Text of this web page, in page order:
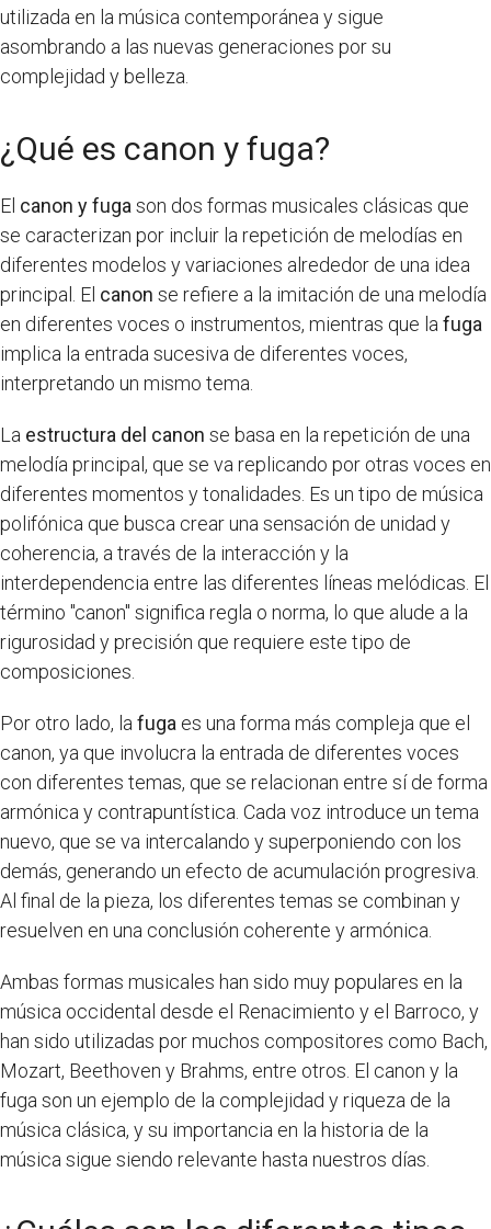
utilizada en la música contemporánea y sigue
asombrando a las nuevas generaciones por su
complejidad y belleza.
¿Qué es canon y fuga?
El canon y fuga son dos formas musicales clásicas que
se caracterizan por incluir la repetición de melodías en
diferentes modelos y variaciones alrededor de una idea
principal. El canon se refiere a la imitación de una melodía
en diferentes voces o instrumentos, mientras que la fuga
implica la entrada sucesiva de diferentes voces,
interpretando un mismo tema.
La estructura del canon se basa en la repetición de una
melodía principal, que se va replicando por otras voces en
diferentes momentos y tonalidades. Es un tipo de música
polifónica que busca crear una sensación de unidad y
coherencia, a través de la interacción y la
interdependencia entre las diferentes líneas melódicas. El
término "canon" significa regla o norma, lo que alude a la
rigurosidad y precisión que requiere este tipo de
composiciones.
Por otro lado, la fuga es una forma más compleja que el
canon, ya que involucra la entrada de diferentes voces
con diferentes temas, que se relacionan entre sí de forma
armónica y contrapuntística. Cada voz introduce un tema
nuevo, que se va intercalando y superponiendo con los
demás, generando un efecto de acumulación progresiva.
Al final de la pieza, los diferentes temas se combinan y
resuelven en una conclusión coherente y armónica.
Ambas formas musicales han sido muy populares en la
música occidental desde el Renacimiento y el Barroco, y
han sido utilizadas por muchos compositores como Bach,
Mozart, Beethoven y Brahms, entre otros. El canon y la
fuga son un ejemplo de la complejidad y riqueza de la
música clásica, y su importancia en la historia de la
música sigue siendo relevante hasta nuestros días.